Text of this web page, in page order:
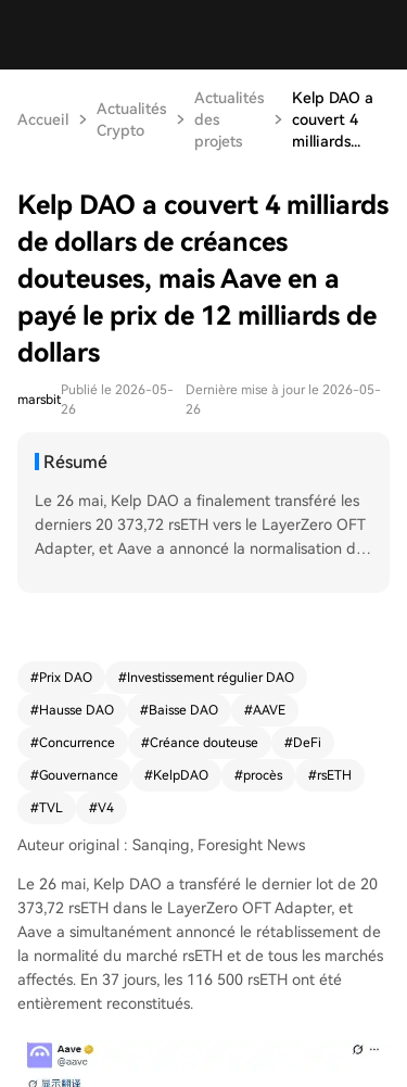
Accueil
Actualités
Crypto
Actualités
des
projets
Kelp DAO a
couvert 4
milliards...
Kelp DAO a couvert 4 milliards
de dollars de créances
douteuses, mais Aave en a
payé le prix de 12 milliards de
dollars
marsbit
Publié le 2026-05-
26
Dernière mise à jour le 2026-05-
26
Résumé
Le 26 mai, Kelp DAO a finalement transféré les
derniers 20 373,72 rsETH vers le LayerZero OFT
Adapter, et Aave a annoncé la normalisation des
n tribunal américain, et Aave a perdu plus de 12
18 avril. La mobilisation communautaire « DeFi U
nited » a permis de combler les créances doute
s, Aave Treasury, Mantle et d'autres, mais cette s
olution ponctuelle a épuisé des ressources préci
euses. Parallèlement, des acteurs majeurs comm
e Sun Yuchen ont retiré des fonds importants ve
rs des plateformes concurrentes telles que Spar
k. Aave développe actuellement trois fronts : V3
(maintien de la stabilité), V4 (nouvelle architectu
re ouverte mais ralentie par des tensions de gou
vernance) et Horizon (ciblant les actifs du mond
e réel pour les institutions). Malgré sa position d
nfiance perdue, accélérer le déploiement de V4
et progresser sur Horizon, tout en sachant qu'un
#Prix DAO #Investissement régulier DAO
#Hausse DAO #Baisse DAO #AAVE
#Concurrence #Créance douteuse #DeFi
#Gouvernance #KelpDAO #procès #rsETH
#TVL #V4
Auteur original : Sanqing, Foresight News
Le 26 mai, Kelp DAO a transféré le dernier lot de 20
373,72 rsETH dans le LayerZero OFT Adapter, et
Aave a simultanément annoncé le rétablissement de
la normalité du marché rsETH et de tous les marchés
affectés. En 37 jours, les 116 500 rsETH ont été
entièrement reconstitués.